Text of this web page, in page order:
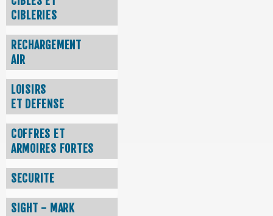
CIBLERIES
RECHARGEMENT
AIR
LOISIRS
ET DEFENSE
COFFRES ET
ARMOIRES FORTES
SECURITE
SIGHT - MARK